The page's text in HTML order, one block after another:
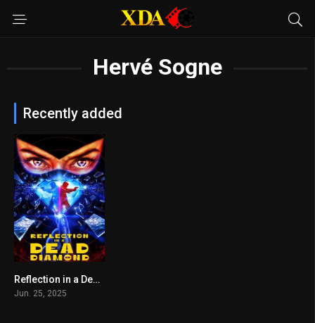
Hervé Sogne
Recently added
6.2
Reflection in a Dead Diamond
Jun. 25, 2025